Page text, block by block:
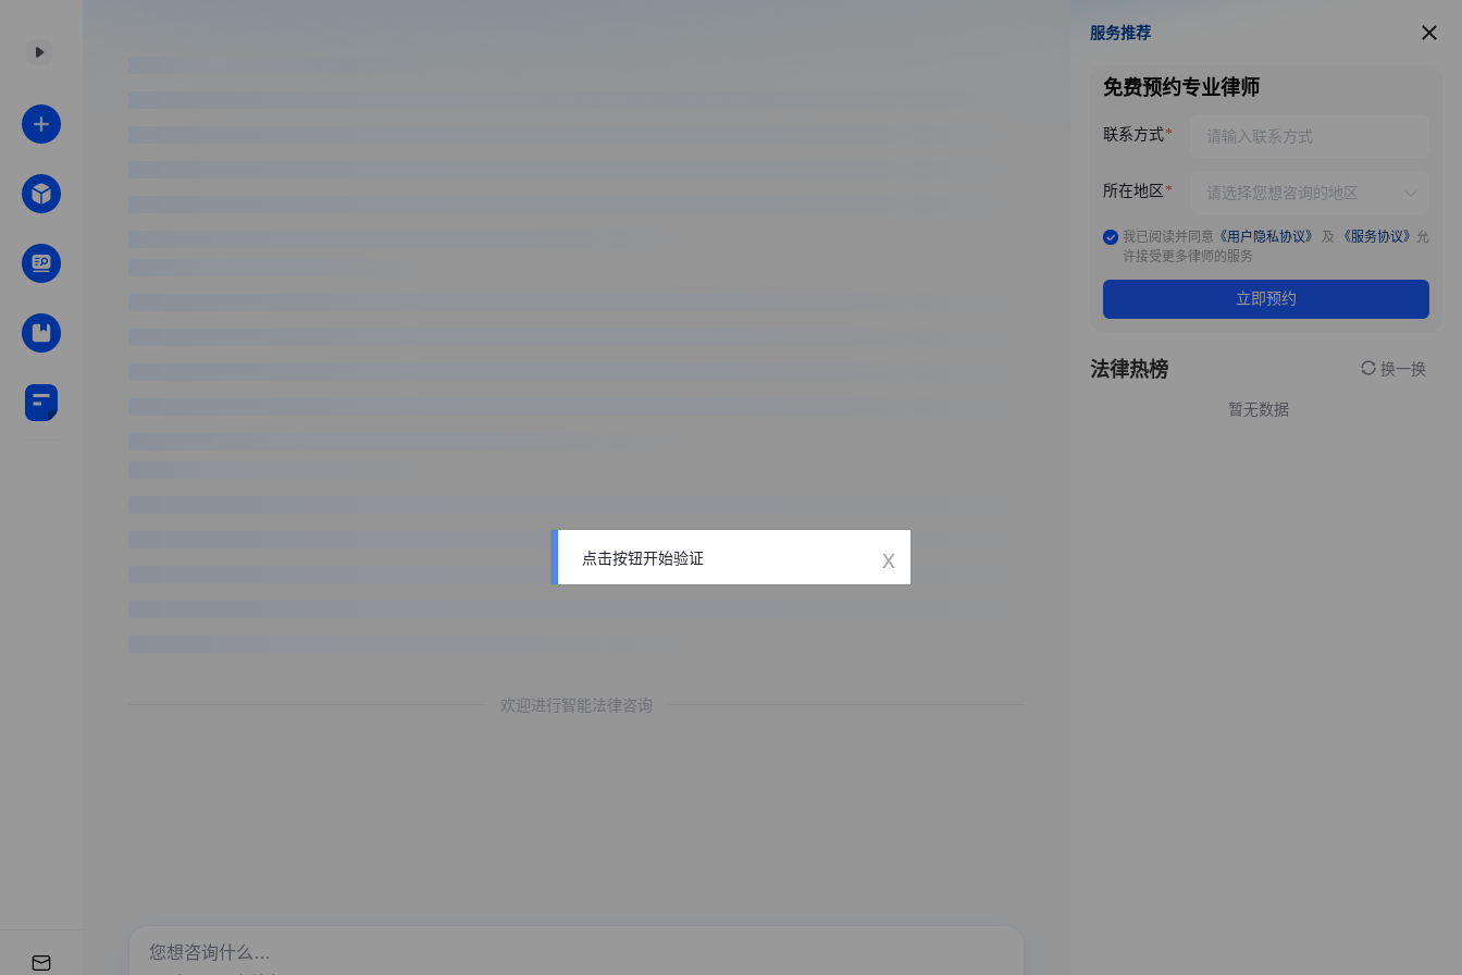
欢迎进行智能法律咨询
服务推荐
服务推荐
免费预约专业律师
联系方式
所在地区
我已阅读并同意 《用户隐私协议》 及 《服务协议》 允
许接受更多律师的服务
立即预约
法律热榜 换一换
暂无数据
点击按钮开始验证 x